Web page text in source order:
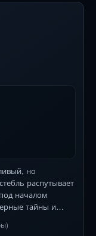
но
распутывает
началом
тайны и